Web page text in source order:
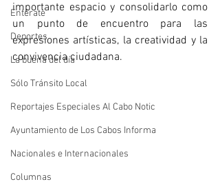
Entérate
Deportes
La buena del día
Sólo Tránsito Local
Reportajes Especiales Al Cabo Notic
Ayuntamiento de Los Cabos Informa
Nacionales e Internacionales
Columnas
importante espacio y consolidarlo como
un punto de encuentro para las
expresiones artísticas, la creatividad y la
convivencia ciudadana.